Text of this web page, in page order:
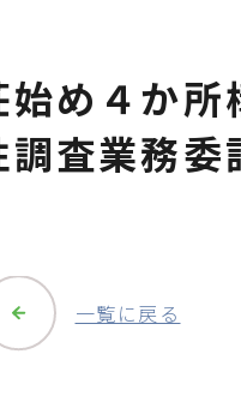
め４か所
査業務委
一覧に戻る